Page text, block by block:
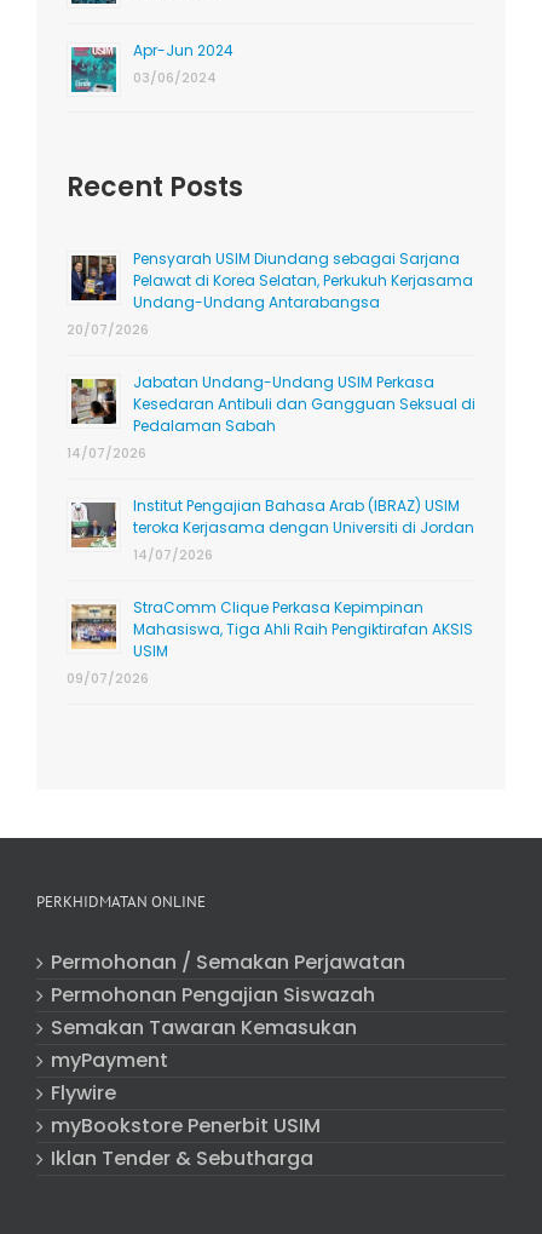
Apr-Jun 2024
03/06/2024
Recent Posts
Pensyarah USIM Diundang sebagai Sarjana
Pelawat di Korea Selatan, Perkukuh Kerjasama
Undang-Undang Antarabangsa
20/07/2026
Jabatan Undang-Undang USIM Perkasa
Kesedaran Antibuli dan Gangguan Seksual di
Pedalaman Sabah
14/07/2026
Institut Pengajian Bahasa Arab (IBRAZ) USIM
teroka Kerjasama dengan Universiti di Jordan
14/07/2026
StraComm Clique Perkasa Kepimpinan
Mahasiswa, Tiga Ahli Raih Pengiktirafan AKSIS
USIM
09/07/2026
PERKHIDMATAN ONLINE
Permohonan / Semakan Perjawatan
Permohonan Pengajian Siswazah
Semakan Tawaran Kemasukan
myPayment
Flywire
myBookstore Penerbit USIM
Iklan Tender & Sebutharga